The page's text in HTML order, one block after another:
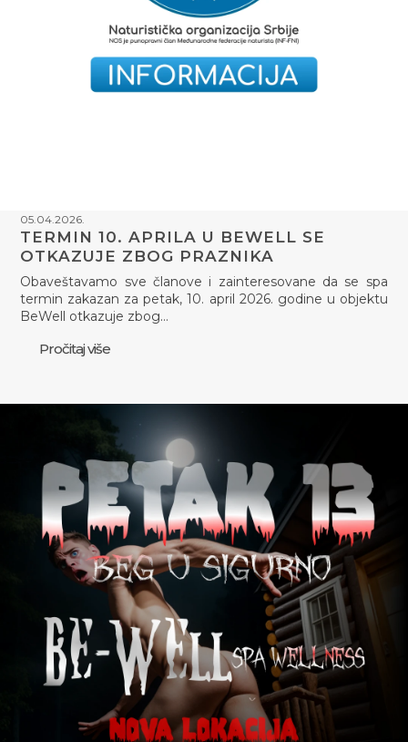
05.04.2026.
TERMIN 10. APRILA U BEWELL SE
OTKAZUJE ZBOG PRAZNIKA
Obaveštavamo sve članove i zainteresovane da se spa
termin zakazan za petak, 10. april 2026. godine u objektu
BeWell otkazuje zbog…
Pročitaj više